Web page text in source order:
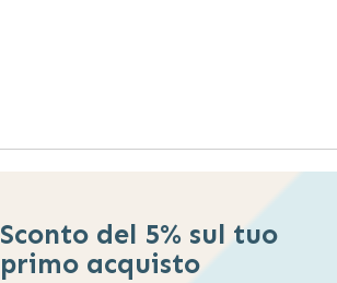
Sconto del 5% sul tuo
primo acquisto